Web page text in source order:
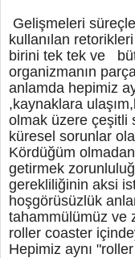
Gelişmeleri
kullanılan
birini tek tek ve
organizmanın
anlamda hepimiz
,kaynaklara
olmak üzere çeşitli
küresel sorunlar
Kördüğüm
getirmek
gerekliliğinin aksi
hoşgörüsüzlük
tahammülümüz ve
roller coaster
Hepimiz aynı